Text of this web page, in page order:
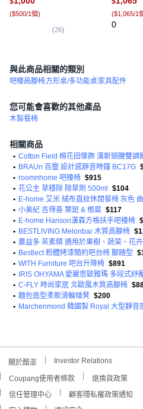
($500/1個)
(26)
($1,065/1
0
與此商品相關的類別
吧檯高腳椅方形桌/多功能桌家具配件
您可能會喜歡的其他產品
木製餐椅
相關商品
•
• BRAUn 百靈 設計感靜音時鐘 BC17G
• roomnhome 吧檯椅 $915
• 花公主 草穩除 除草劑 500ml $104
• E-home 艾米 絨布直紋休閒餐椅 灰色
• 小美紀 吉得善 葉斑 & 根腐 $117
• E-home Hanson漢森方格扶手吧檯椅
• BESTLIVING Melonbar 木質高腳椅
• 農益多 茶素精 適用於果樹、蔬菜、花卉
• Bestlect 粉體烤漆簡約吧台椅 腳踏型
• WITH Furniture 吧台升降椅 $891
• IRIS OHYAMA 愛麗思歐雅瑪 多段式紓
• C-FLY 時尚家居 北歐風木質高腳椅
• 麵包造型柔軟滑輪矮凳 $200
• Marchenmond 韓國製 Royal 大型靜音
關於酷澎 Investor Relations
Coupang使用者條款
退換貨政策
信任管理中心
顧客隱私權政策通知